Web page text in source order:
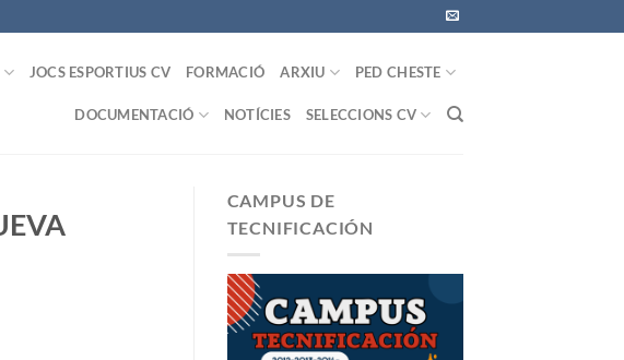
JOCS ESPORTIUS CV FORMACIÓ ARXIU PED CHESTE
DOCUMENTACIÓ NOTÍCIES SELECCIONS CV
CAMPUS DE
TECNIFICACIÓN